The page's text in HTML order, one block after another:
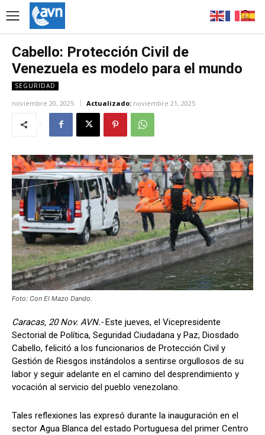
Cabello: Protección Civil de
Venezuela es modelo para el mundo
SEGURIDAD
noviembre 20, 2025 Actualizado: noviembre 21, 2025
Foto: Con El Mazo Dando.
Caracas, 20 Nov. AVN.- Este jueves, el Vicepresidente
Sectorial de Política, Seguridad Ciudadana y Paz, Diosdado
Cabello, felicitó a los funcionarios de Protección Civil y
Gestión de Riesgos instándolos a sentirse orgullosos de su
labor y seguir adelante en el camino del desprendimiento y
vocación al servicio del pueblo venezolano.
Tales reflexiones las expresó durante la inauguración en el
sector Agua Blanca del estado Portuguesa del primer Centro